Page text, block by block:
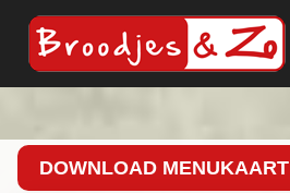
BESTELLEN
DOWNLOAD MENUKAART